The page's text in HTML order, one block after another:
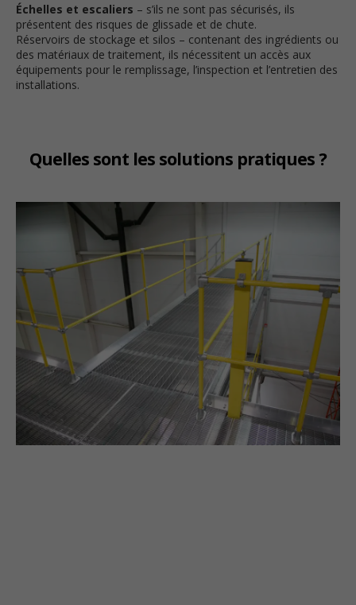
Échelles et escaliers – s’ils ne sont pas sécurisés, ils
présentent des risques de glissade et de chute.
Réservoirs de stockage et silos – contenant des ingrédients ou
des matériaux de traitement, ils nécessitent un accès aux
équipements pour le remplissage, l’inspection et l’entretien des
installations.
Quelles sont les solutions pratiques ?